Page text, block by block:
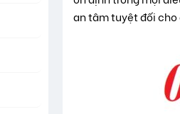
an tâm tuyệt đối cho